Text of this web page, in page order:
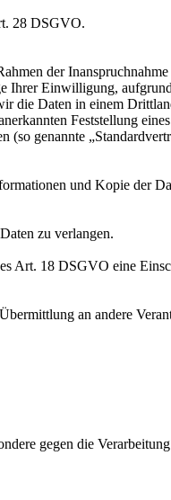
28 DSGVO.
der
Ihrer Einwilligung,
die Daten in einem
Feststellung
genannte
und Kopie der
zu verlangen.
Art. 18 DSGVO eine
an andere
gegen die